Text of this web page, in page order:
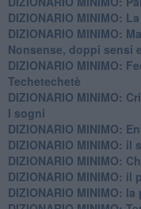
DIZIONARIO MINIMO:
​DIZIONARIO MINIMO:
Nonsense, doppi sensi
DIZIONARIO MINIMO:
Techetechetè
DIZIONARIO MINIMO:
I sogni
DIZIONARIO MINIMO:
DIZIONARIO MINIMO: il
DIZIONARIO MINIMO:
DIZIONARIO MINIMO: il
DIZIONARIO MINIMO: